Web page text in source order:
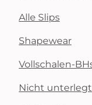
Alle Slips
Shapewear
Vollschalen-
Nicht unterlegt